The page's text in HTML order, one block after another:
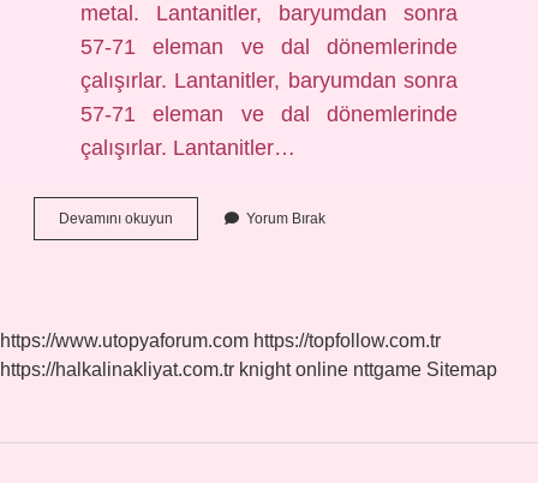
metal. Lantanitler, baryumdan sonra
57-71 eleman ve dal dönemlerinde
çalışırlar. Lantanitler, baryumdan sonra
57-71 eleman ve dal dönemlerinde
çalışırlar. Lantanitler…
Devamını okuyun Lantanitler
Nerelerde
Yorum Bırak
https://www.utopyaforum.com https://topfollow.com.tr
https://halkalinakliyat.com.tr knight online nttgame Sitemap